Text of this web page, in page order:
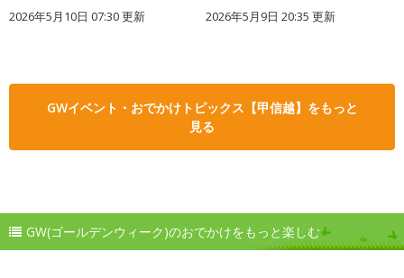
2026年5月10日 07:30 更新 2026年5月9日 20:35 更新
GWイベント・おでかけトピックス【甲信越】をもっと
見る
GW(ゴールデンウィーク)のおでかけをもっと楽しむ